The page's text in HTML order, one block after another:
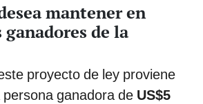
mantener en
de la
proyecto de ley proviene
ganadora de US$5